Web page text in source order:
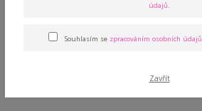
Nina černé tvarující
údajů.
Souhlasím se zpracováním osobních údajů
Zavřít